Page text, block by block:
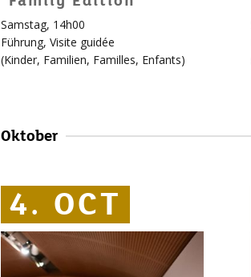
Samstag, 14h00
Für
Kinder
über
Führung, Visite guidée
(Kinder, Familien, Familles, Enfants)
Oktober
4. OCT
4. OCT
4. OCT